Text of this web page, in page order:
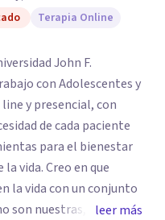
Terapia Online
John F.
con Adolescentes y
y presencial, con
de cada paciente
para el bienestar
vida. Creo en que
la vida con un conjunto
son nuestras, propias o
leer más